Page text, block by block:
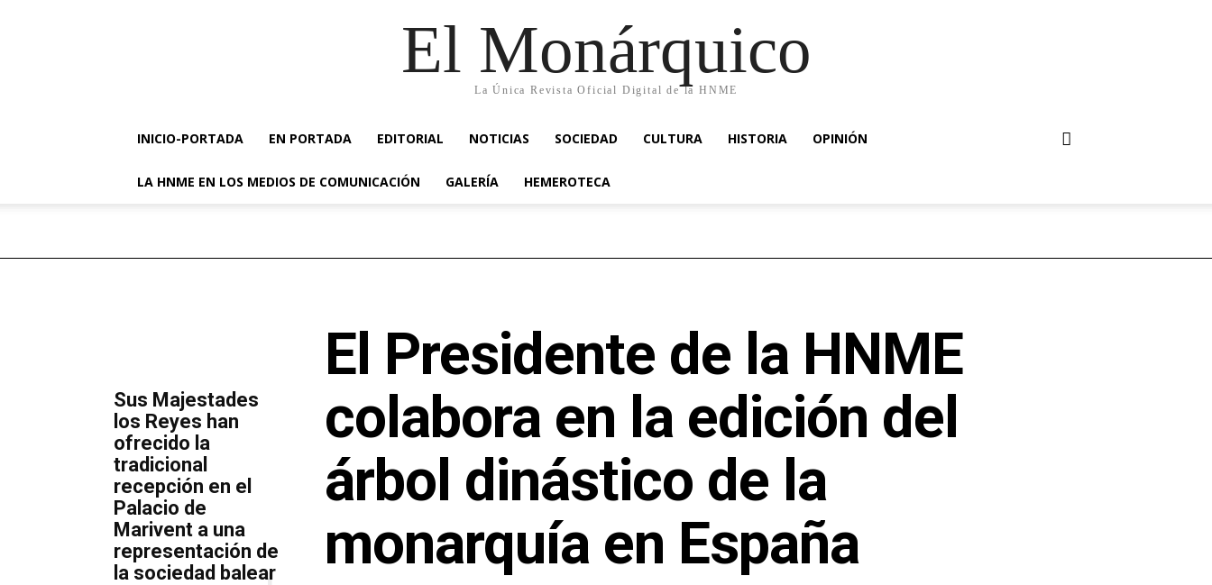
El Monárquico
La Única Revista Oficial Digital de la HNME
INICIO-PORTADA EN PORTADA EDITORIAL NOTICIAS SOCIEDAD CULTURA HISTORIA OPINIÓN
LA HNME EN LOS MEDIOS DE COMUNICACIÓN GALERÍA HEMEROTECA
​Sus Majestades
los Reyes han
ofrecido la
tradicional
recepción en el
Palacio de
Marivent​ a una
representación de
la sociedad balear
El Presidente de la HNME
colabora en la edición del
árbol dinástico de la
monarquía en España